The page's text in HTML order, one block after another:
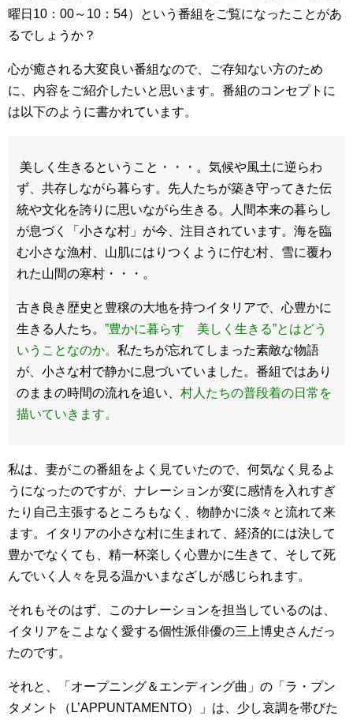
曜日10：00～10：54）という番組をご覧になったことがあ
るでしょうか？
心が癒される大変良い番組なので、ご存知ない方のため
に、内容をご紹介したいと思います。番組のコンセプトに
は以下のように書かれています。
美しく生きるということ・・・。気候や風土に逆らわ
ず、共存しながら暮らす。先人たちが築き守ってきた伝
統や文化を誇りに思いながら生きる。人間本来の暮らし
が息づく「小さな村」が今、注目されています。海を臨
む小さな漁村、山肌にはりつくように佇む村、雪に覆わ
れた山間の寒村・・・。
古き良き歴史と豊穣の大地を持つイタリアで、心豊かに
生きる人 たち。 ”豊かに暮らす 美しく生きる”とはどう
いうことなのか。 私たちが忘れてしまった素敵な物語
が、小さな村で静かに息づいていました。番組ではあり
のままの時間の流れを追い、 村人たちの普段着の日常を
描いていきます。
私は、妻がこの番組をよく見ていたので、何気なく見るよ
うになったのですが、ナレーションが変に感情を入れすぎ
たり自己主張するところもなく、物静かに淡々と流れて来
ます。イタリアの小さな村に生まれて、経済的には決して
豊かでなくても、精一杯楽しく心豊かに生きて、そして死
んでいく人々を見る温かいまなざしが感じられます。
それもそのはず、このナレーションを担当しているのは、
イタリアをこよなく愛する個性派俳優の三上博史さんだっ
たのです。
それと、「オープニング＆エンディング曲」の「ラ・プン
タメント（L’APPUNTAMENTO）」は、少し哀調を帯びた